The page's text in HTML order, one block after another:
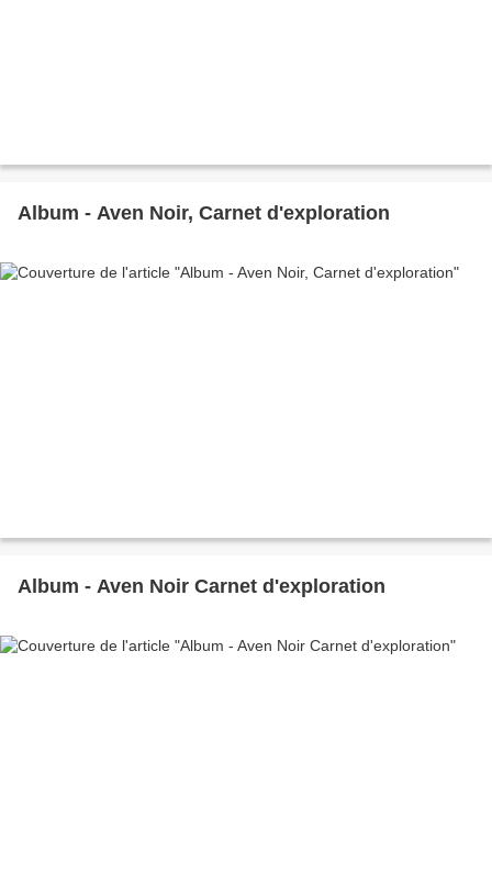
Album - Aven Noir, Carnet d'exploration
Album - Aven Noir Carnet d'exploration